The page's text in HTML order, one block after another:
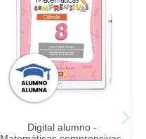
Digital alumno -